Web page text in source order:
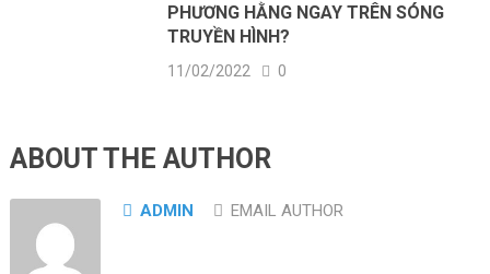
PHƯƠNG HẰNG NGAY TRÊN SÓNG
TRUYỀN HÌNH?
11/02/2022 0
ABOUT THE AUTHOR
ADMIN EMAIL AUTHOR